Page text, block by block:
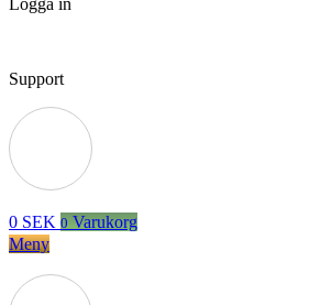
Logga in
Support
0 SEK 0 Varukorg
Meny